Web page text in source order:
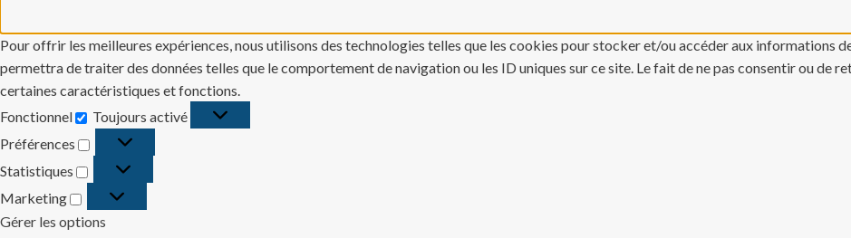
Pour offrir les meilleures expériences, nous utilisons des technologies telles que les cookies pour stocker et/ou accéder aux informations
permettra de traiter des données telles que le comportement de navigation ou les ID uniques sur ce site. Le fait de ne pas consentir ou de
certaines caractéristiques et fonctions.
Fonctionnel
Fonctionnel
Toujours activé
Préférences
Préférences
Statistiques
Statistiques
Marketing
Marketing
Gérer les options